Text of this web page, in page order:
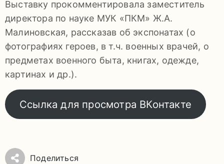
Выставку прокомментировала заместитель
директора по науке МУК «ПКМ» Ж.А.
Малиновская, рассказав об экспонатах (о
фотографиях героев, в т.ч. военных врачей, о
предметах военного быта, книгах, одежде,
картинах и др.).
Ссылка для просмотра ВКонтакте
Поделиться